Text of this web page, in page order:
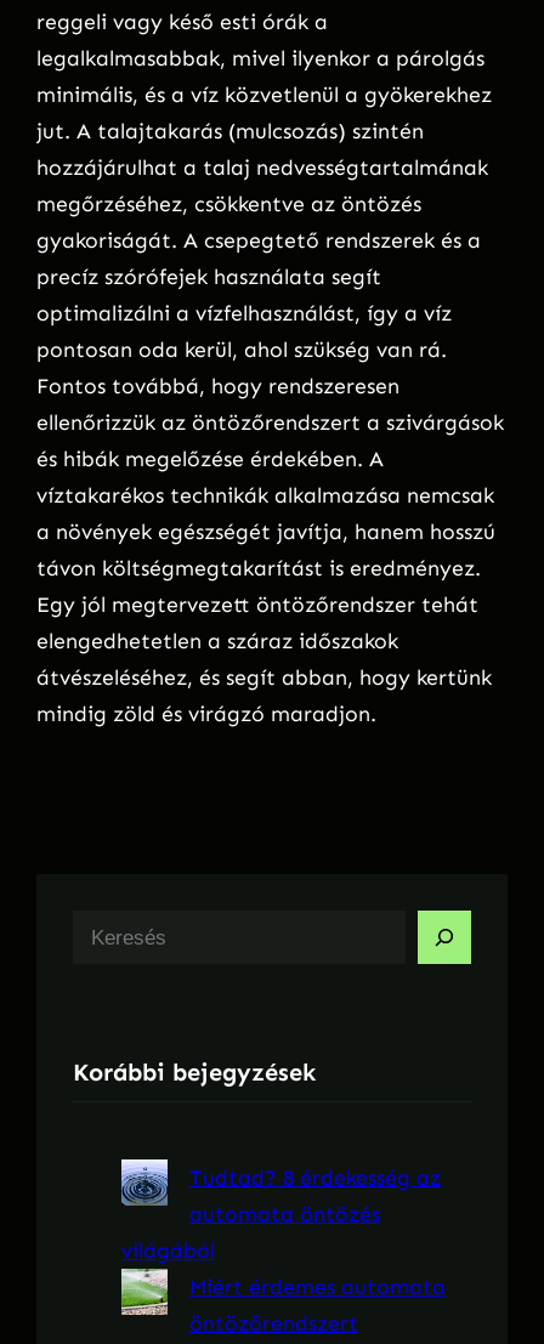
reggeli vagy késő esti órák a
legalkalmasabbak, mivel ilyenkor a párolgás
minimális, és a víz közvetlenül a gyökerekhez
jut. A talajtakarás (mulcsozás) szintén
hozzájárulhat a talaj nedvességtartalmának
megőrzéséhez, csökkentve az öntözés
gyakoriságát. A csepegtető rendszerek és a
precíz szórófejek használata segít
optimalizálni a vízfelhasználást, így a víz
pontosan oda kerül, ahol szükség van rá.
Fontos továbbá, hogy rendszeresen
ellenőrizzük az öntözőrendszert a szivárgások
és hibák megelőzése érdekében. A
víztakarékos technikák alkalmazása nemcsak
a növények egészségét javítja, hanem hosszú
távon költségmegtakarítást is eredményez.
Egy jól megtervezett öntözőrendszer tehát
elengedhetetlen a száraz időszakok
átvészeléséhez, és segít abban, hogy kertünk
mindig zöld és virágzó maradjon.
s
Korábbi bejegyzések
Tudtad? 8 érdekesség az
automata öntözés
világából
Miért érdemes automata
öntözőrendszert